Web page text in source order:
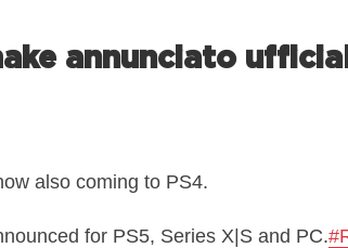
annunciato
also coming to PS4.
for PS5, Series X|S and PC.